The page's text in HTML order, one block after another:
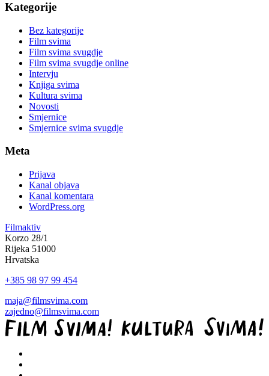
Kategorije
Bez kategorije
Film svima
Film svima svugdje
Film svima svugdje online
Intervju
Knjiga svima
Kultura svima
Novosti
Smjernice
Smjernice svima svugdje
Meta
Prijava
Kanal objava
Kanal komentara
WordPress.org
Filmaktiv
Korzo 28/1
Rijeka 51000
Hrvatska
+385 98 97 99 454
maja@filmsvima.com
zajedno@filmsvima.com